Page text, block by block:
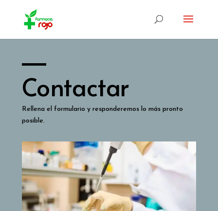
Contactar
Rellena el formulario y responderemos lo más pronto
posible.